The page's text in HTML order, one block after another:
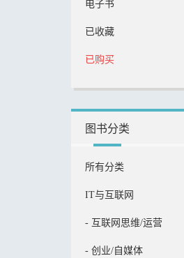
电子书
已收藏
已购买
图书分类
所有分类
IT与互联网
- 互联网思维/运营
- 创业/自媒体